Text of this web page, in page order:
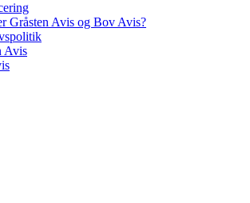
Gråsten Avis og Bov Avis?
Avis